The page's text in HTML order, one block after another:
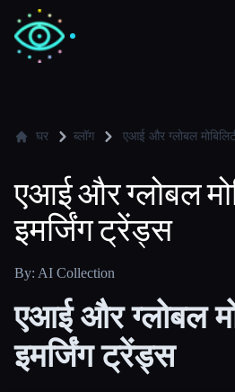
✍️ लेखक
💻 डेवलपर्स
ब्लॉग
घर ब्लॉग एआई और ग्लोबल
एआई और ग्लोबल
इमर्जिंग ट्रेंड्स
By: AI Collection
एआई और ग्लोबल
इमर्जिंग ट्रेंड्स